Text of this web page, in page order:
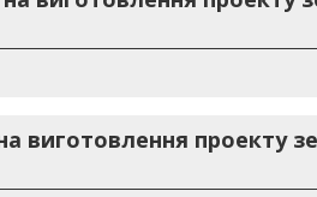
виготовлення проекту